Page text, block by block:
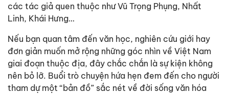
các tác giả quen thuộc như Vũ Trọng Phụng, Nhất
Linh, Khái Hưng…
Nếu bạn quan tâm đến văn học, nghiên cứu giới hay
đơn giản muốn mở rộng những góc nhìn về Việt Nam
giai đoạn thuộc địa, đây chắc chắn là sự kiện không
nên bỏ lỡ. Buổi trò chuyện hứa hẹn đem đến cho người
tham dự một “bản đồ” sắc nét về đời sống văn hóa